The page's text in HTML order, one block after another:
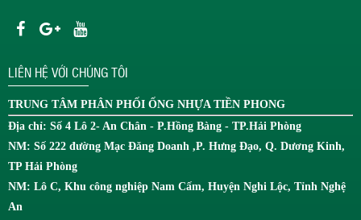
LIÊN HỆ VỚI CHÚNG TÔI
TRUNG TÂM PHÂN PHỐI ỐNG NHỰA TIỀN PHONG
Địa chỉ: Số 4 Lô 2- An Chân - P.Hồng Bàng - TP.Hải Phòng
NM: Số 222 đường Mạc Đăng Doanh ,P. Hưng Đạo, Q. Dương Kinh,
TP Hải Phòng
NM: Lô C, Khu công nghiệp Nam Cấm, Huyện Nghi Lộc, Tỉnh Nghệ
An